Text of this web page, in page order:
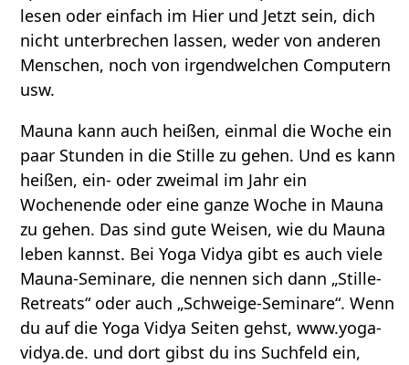
lesen oder einfach im Hier und Jetzt sein, dich
nicht unterbrechen lassen, weder von anderen
Menschen, noch von irgendwelchen Computern
usw.
Mauna kann auch heißen, einmal die Woche ein
paar Stunden in die Stille zu gehen. Und es kann
heißen, ein- oder zweimal im Jahr ein
Wochenende oder eine ganze Woche in Mauna
zu gehen. Das sind gute Weisen, wie du Mauna
leben kannst. Bei Yoga Vidya gibt es auch viele
Mauna-Seminare, die nennen sich dann „Stille-
Retreats“ oder auch „Schweige-Seminare“. Wenn
du auf die Yoga Vidya Seiten gehst, www.yoga-
vidya.de. und dort gibst du ins Suchfeld ein,